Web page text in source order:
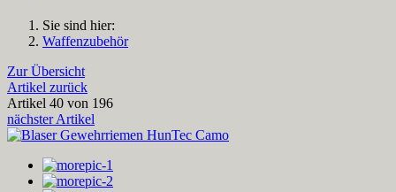
Sie sind hier:
Waffenzubehör
Zur Übersicht
Artikel zurück
Artikel 40 von 196
nächster Artikel